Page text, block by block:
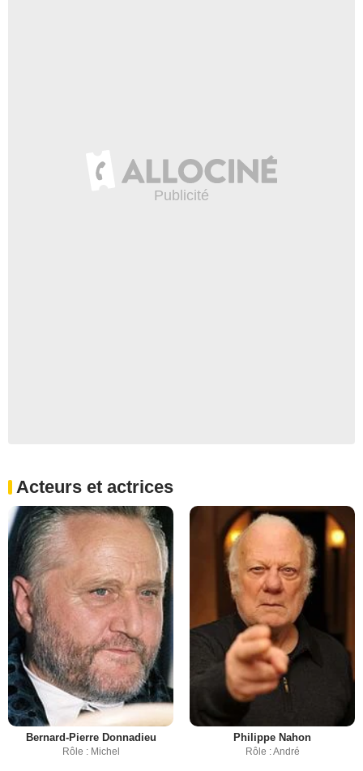
Acteurs et actrices
Bernard-Pierre Donnadieu
Rôle : Michel
Philippe Nahon
Rôle : André